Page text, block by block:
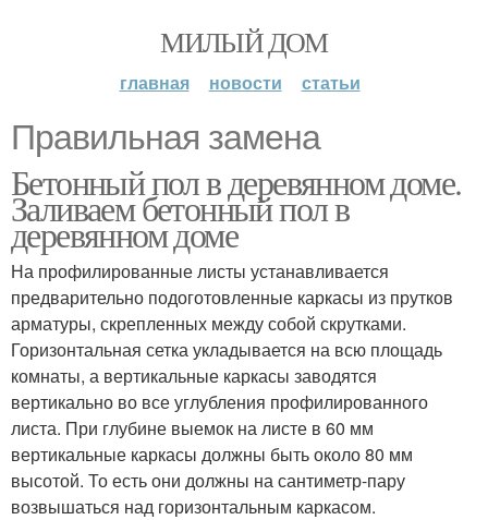
МИЛЫЙ ДОМ
главная новости статьи
Правильная замена
Бетонный пол в деревянном доме.
Заливаем бетонный пол в
деревянном доме
На профилированные листы устанавливается
предварительно подоготовленные каркасы из прутков
арматуры, скрепленных между собой скрутками.
Горизонтальная сетка укладывается на всю площадь
комнаты, а вертикальные каркасы заводятся
вертикально во все углубления профилированного
листа. При глубине выемок на листе в 60 мм
вертикальные каркасы должны быть около 80 мм
высотой. То есть они должны на сантиметр-пару
возвышаться над горизонтальным каркасом.